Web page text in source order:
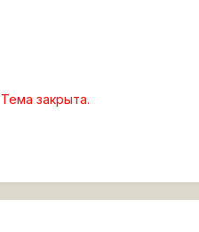
Тема закрыта.